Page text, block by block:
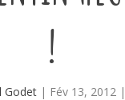
!
Godet | Fév 13, 2012 |